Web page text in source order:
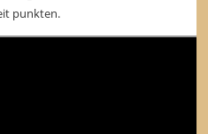
punkten.